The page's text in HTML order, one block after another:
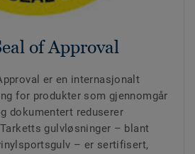
of Approval
er en internasjonalt
for produkter som gjennomgår
dokumentert reduserer
gulvløsninger – blant
– er sertifisert,